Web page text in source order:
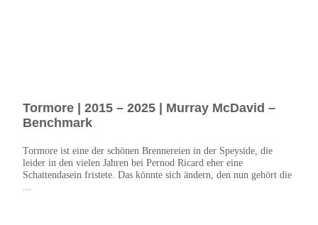
Tormore | 2015 – 2025 | Murray McDavid –
Benchmark
Tormore ist eine der schönen Brennereien in der Speyside, die
leider in den vielen Jahren bei Pernod Ricard eher eine
Schattendasein fristete. Das könnte sich ändern, den nun gehört die